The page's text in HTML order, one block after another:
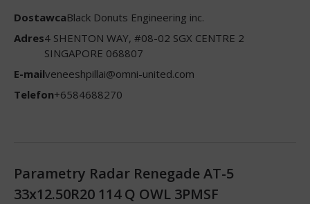
DostawcaBlack Donuts Engineering inc.
Adres4 SHENTON WAY, #08-02 SGX CENTRE 2
SINGAPORE 068807
E-mailveneeshpillai@omni-united.com
Telefon+6584688270
Parametry Radar Renegade AT-5
33x12.50R20 114 Q OWL 3PMSF